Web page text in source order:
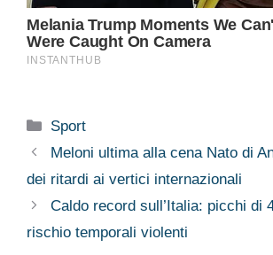
Categorie
Sport
Meloni ultima alla cena Nato di
dei ritardi ai vertici internazionali
Caldo record sull’Italia: picchi di
rischio temporali violenti